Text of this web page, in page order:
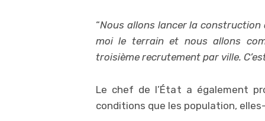
“Nous allons lancer la construction
moi le terrain et nous allons
troisième recrutement par ville.
Le chef de l’État a également
conditions que les population,